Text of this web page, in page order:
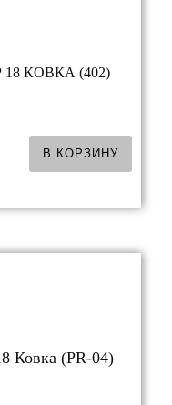
КОВКА (402)
В КОРЗИНУ